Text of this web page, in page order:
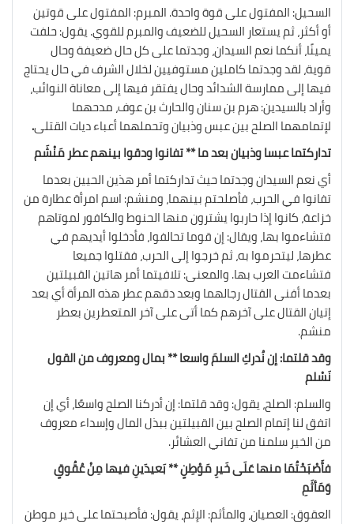
السحيل: المفتول على قوة واحدة. المبرم: المفتول على قوتين
أو أكثر، ثم يستعار السحيل للضعيف والمبرم للقوي. يقول: حلفت
يمينًا، أنكما نعم السيدان، وجدتما على كل حال ضعيفة وحال
قوية، لقد وجدتما كاملين مستوفيين لخلال الشرف في حال يحتاج
فيها إلى ممارسة الشدائد وحال يفتقر فيها إلى معاناة النوائب،
وأراد بالسيدين: هرم بن سنان والحارث بن عوف، مدحهما
لإتمامهما الصلح بين عبس وذبيان وتحملهما أعباء ديات القتلى.
تداركتما عبسا وذبيان بعد ما ** تفانوا ودقوا بينهم عطر مَنْشَم
أي نعم السيدان وجدتما حيث تداركتما أمر هذين الحيين بعدما
تفانوا في الحرب، فأصلحتم بينهما، ومنشم: اسم امرأة عطارة من
خزاعة، كانوا إذا حاربوا يشترون منها الحنوط والكافور لموتاهم
فتشاءموا بها، ويقال: إن قوما تحالفوا، فأدخلوا أيديهم في
عطرها، ليتحرموا به، ثم خرجوا إلى الحرب، فقتلوا جميعا
فتشاءمت العرب بها. والمعنى: تلافيتما أمر هاتين القبيلتين
بعدما أفنى القتال رجالهما وبعد دقهم عطر هذه المرأة أي بعد
إتيان القتال على آخرهم كما أتى على آخر المتعطرين بعطر
منشم.
وقد قلتما: إن نُدركِ السلمَ واسعا ** بمال ومعروف من القول
نَسْلم
والسلم: الصلح، يقول: وقد قلتما: إن أدركنا الصلح واسعًا، أي إن
اتفق لنا إتمام الصلح بين القبيلتين ببذل المال وإسداء معروف
من الخير سلمنا من تفاني العشائر.
فأَصْبَحْتُمَا منها عَلَى خَيرِ مَوْطِنٍ ** بَعيدَينِ فيها مِنْ عُقُوقٍ
وَمَأثَمِ
العقوق: العصيان، والمأثم: الإثم، يقول: فأصبحتما على خير موطن